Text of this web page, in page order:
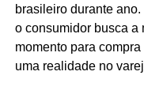
brasileiro durante
o consumidor busca a
momento para
uma realidade no